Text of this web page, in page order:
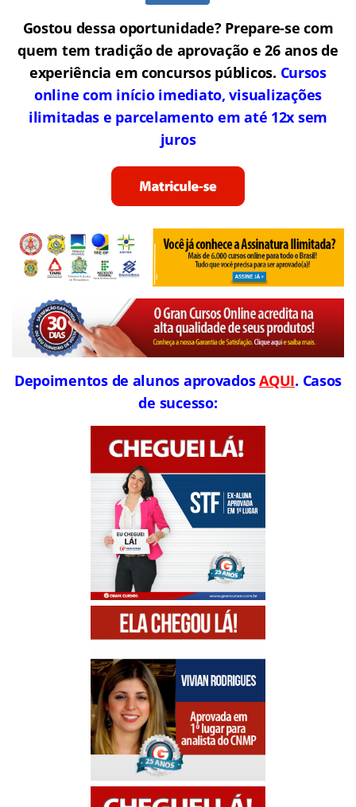
Gostou dessa oportunidade? Prepare-se com
quem tem tradição de aprovação e 26 anos de
experiência em concursos públicos. Cursos
online com início imediato, visualizações
ilimitadas e parcelamento em até 12x sem
juros
Depoimentos de alunos aprovadosAQUI. Casos
de sucesso: